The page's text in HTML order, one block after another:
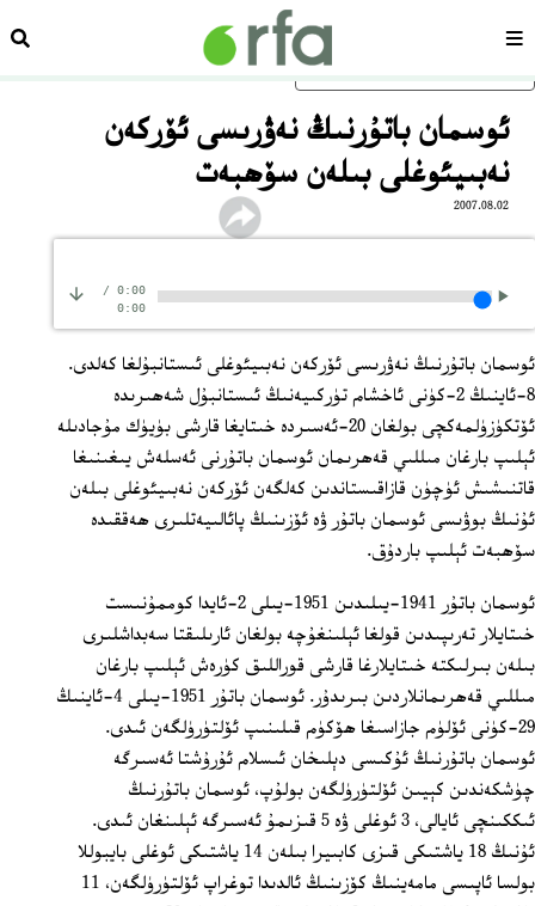
ئاساسلىق مەزمۇنغا ئاتلاڭسەھىپە
ئوسمان باتۇرنىڭ نەۋرىسى ئۆركەن
نەبىيئوغلى بىلەن سۆھبەت
2007.08.02
0:00
/
0:00
ئوسمان باتۇرنىڭ نەۋرىسى ئۆركەن نەبىيئوغلى ئىستانبۇلغا كەلدى.
8-ئاينىڭ 2-كۈنى ئاخشام تۈركىيەنىڭ ئىستانبۇل شەھىرىدە
ئۆتكۈزۈلمەكچى بولغان 20-ئەسىردە خىتايغا قارشى بۈيۈك مۇجادىلە
ئېلىپ بارغان مىللىي قەھرىمان ئوسمان باتۇرنى ئەسلەش يىغىنىغا
قاتنىشىش ئۈچۈن قازاقىستاندىن كەلگەن ئۆركەن نەبىيئوغلى بىلەن
ئۇنىڭ بوۋىسى ئوسمان باتۇر ۋە ئۆزىنىڭ پائالىيەتلىرى ھەققىدە
سۆھبەت ئېلىپ باردۇق.
ئوسمان باتۇر 1941-يىلىدىن 1951-يىلى 2-ئايدا كوممۇنىست
خىتايلار تەرىپىدىن قولغا ئېلىنغۇچە بولغان ئارىلىقتا سەبداشلىرى
بىلەن بىرلىكتە خىتايلارغا قارشى قوراللىق كۈرەش ئېلىپ بارغان
مىللىي قەھرىمانلاردىن بىرىدۇر. ئوسمان باتۇر 1951-يىلى 4-ئاينىڭ
29-كۈنى ئۆلۈم جازاسىغا ھۆكۈم قىلىنىپ ئۆلتۈرۈلگەن ئىدى.
ئوسمان باتۇرنىڭ ئۇكىسى دېلىخان ئىسلام ئۇرۇشتا ئەسىرگە
چۈشكەندىن كېيىن ئۆلتۈرۈلگەن بولۇپ، ئوسمان باتۇرنىڭ
ئىككىنچى ئايالى، 3 ئوغلى ۋە 5 قىزىمۇ ئەسىرگە ئېلىنغان ئىدى.
ئۇنىڭ 18 ياشتىكى قىزى كابىيرا بىلەن 14 ياشتىكى ئوغلى بايبوللا
بولسا ئاپىسى مامەينىڭ كۆزىنىڭ ئالدىدا توغراپ ئۆلتۈرۈلگەن، 11